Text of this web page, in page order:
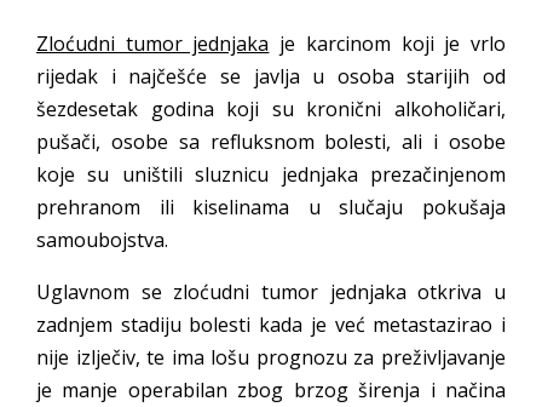
Zloćudni tumor jednjaka je karcinom koji je vrlo
rijedak i najčešće se javlja u osoba starijih od
šezdesetak godina koji su kronični alkoholičari,
pušači, osobe sa refluksnom bolesti, ali i osobe
koje su uništili sluznicu jednjaka prezačinjenom
prehranom ili kiselinama u slučaju pokušaja
samoubojstva.
Uglavnom se zloćudni tumor jednjaka otkriva u
zadnjem stadiju bolesti kada je već metastazirao i
nije izlječiv, te ima lošu prognozu za preživljavanje
je manje operabilan zbog brzog širenja i načina